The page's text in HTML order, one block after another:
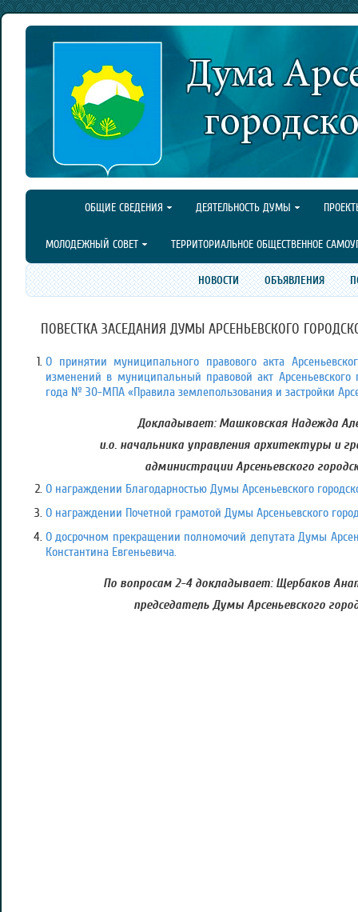
ОБЩИЕ СВЕДЕНИЯ ДЕЯТЕЛЬНОСТЬ ДУМЫ
МОЛОДЕЖНЫЙ СОВЕТ ТЕРРИТОРИАЛЬНОЕ ОБЩЕСТВЕННОЕ
НОВОСТИ ОБЪЯВЛЕНИЯ
ПОВЕСТКА ЗАСЕДАНИЯ ДУМЫ АРСЕНЬЕВСКОГО
О принятии муниципального правового акта
изменений в муниципальный правовой акт Арсеньевского
года № 30-МПА «Правила землепользования и застройки
Докладывает: Машковская Надежда
и.о. начальника управления архитектуры и
администрации Арсеньевского
О награждении Благодарностью Думы Арсеньевского
О награждении Почетной грамотой Думы Арсеньевского
О досрочном прекращении полномочий депутата Думы
Константина Евгеньевича.
По вопросам 2-4 докладывает: Щербаков
председатель Думы Арсеньевского